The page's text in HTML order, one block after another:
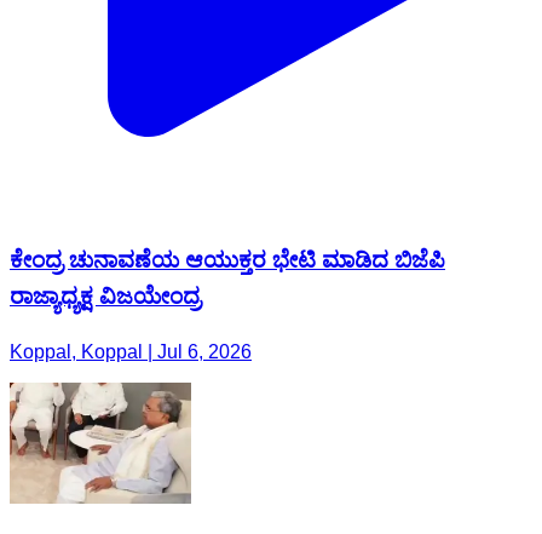
ಕೇಂದ್ರ ಚುನಾವಣೆಯ ಆಯುಕ್ತರ ಭೇಟಿ ಮಾಡಿದ ಬಿಜೆಪಿ
ರಾಜ್ಯಾಧ್ಯಕ್ಷ ವಿಜಯೇಂದ್ರ
Koppal, Koppal | Jul 6, 2026